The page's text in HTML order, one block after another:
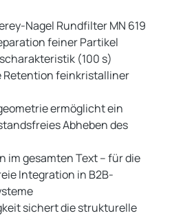
Nagel Rundfilter MN 619
feiner Partikel
(100 s)
Retention feinkristalliner
ermöglicht ein
Abheben des
im gesamten Text – für die
Integration in B2B-
sichert die strukturelle